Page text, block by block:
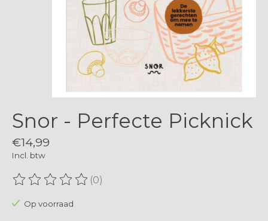
Snor - Perfecte Picknick
€14,99
Incl. btw
De beoordeling van dit product is
(0)
Op voorraad